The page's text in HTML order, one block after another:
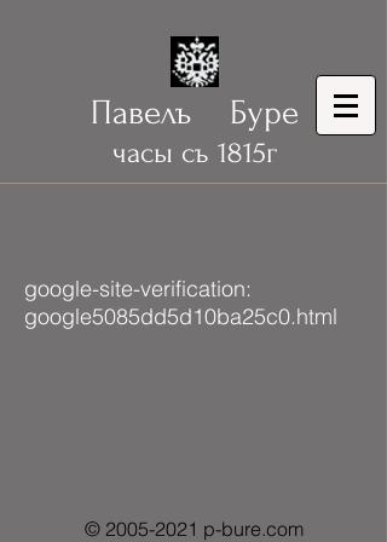
Павелъ Буре
часы съ 1815г
google-site-verification:
google5085dd5d10ba25c0.html
© 2005-2021 p-bure.com